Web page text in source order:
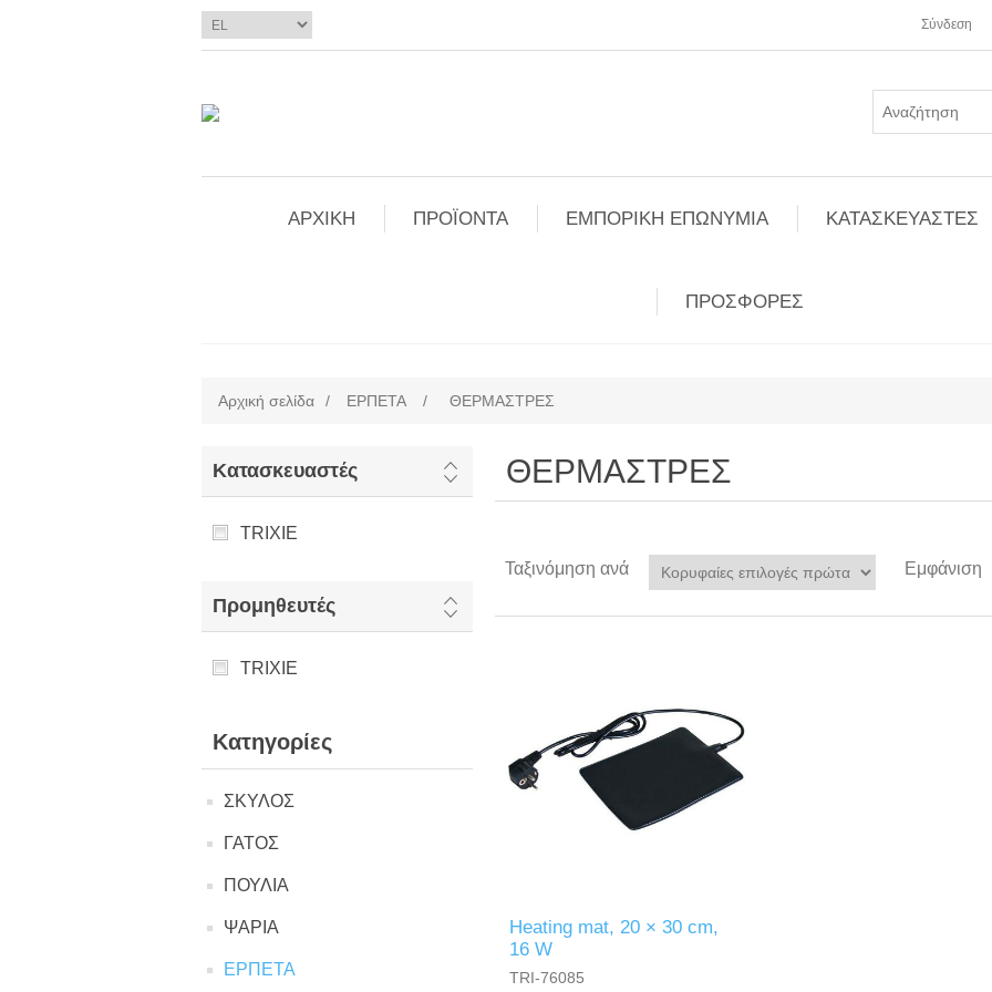
Σύνδεση
ΑΡΧΙΚΗ ΠΡΟΪΟΝΤΑ ΕΜΠΟΡΙΚΗ ΕΠΩΝΥΜΙΑ ΚΑΤΑΣΚΕΥΑΣΤΕΣ
ΠΡΟΣΦΟΡΕΣ
Αρχική σελίδα / ΕΡΠΕΤΑ / ΘΕΡΜΑΣΤΡΕΣ
Κατασκευαστές
TRIXIE
Προμηθευτές
TRIXIE
Κατηγορίες
ΣΚΥΛΟΣ
ΓΑΤΟΣ
ΠΟΥΛΙΑ
ΨΑΡΙΑ
ΕΡΠΕΤΑ
ΘΕΡΜΑΣΤΡΕΣ
Ταξινόμηση ανά Εμφάνιση
Heating mat, 20 × 30 cm,
16 W
TRI-76085